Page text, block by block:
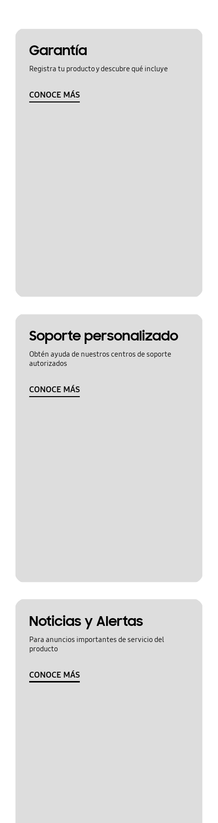
Garantía
Registra tu producto y descubre qué incluye
CONOCE MÁS
Soporte personalizado
Obtén ayuda de nuestros centros de soporte
autorizados
CONOCE MÁS
Noticias y Alertas
Para anuncios importantes de servicio del
producto
CONOCE MÁS